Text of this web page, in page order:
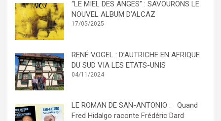
“LE MIEL DES ANGES” : SAVOURONS LE
NOUVEL ALBUM D’ALCAZ
17/05/2025
RENÉ VOGEL : D’AUTRICHE EN AFRIQUE
DU SUD VIA LES ETATS-UNIS
04/11/2024
LE ROMAN DE SAN-ANTONIO : Quand
Fred Hidalgo raconte Frédéric Dard